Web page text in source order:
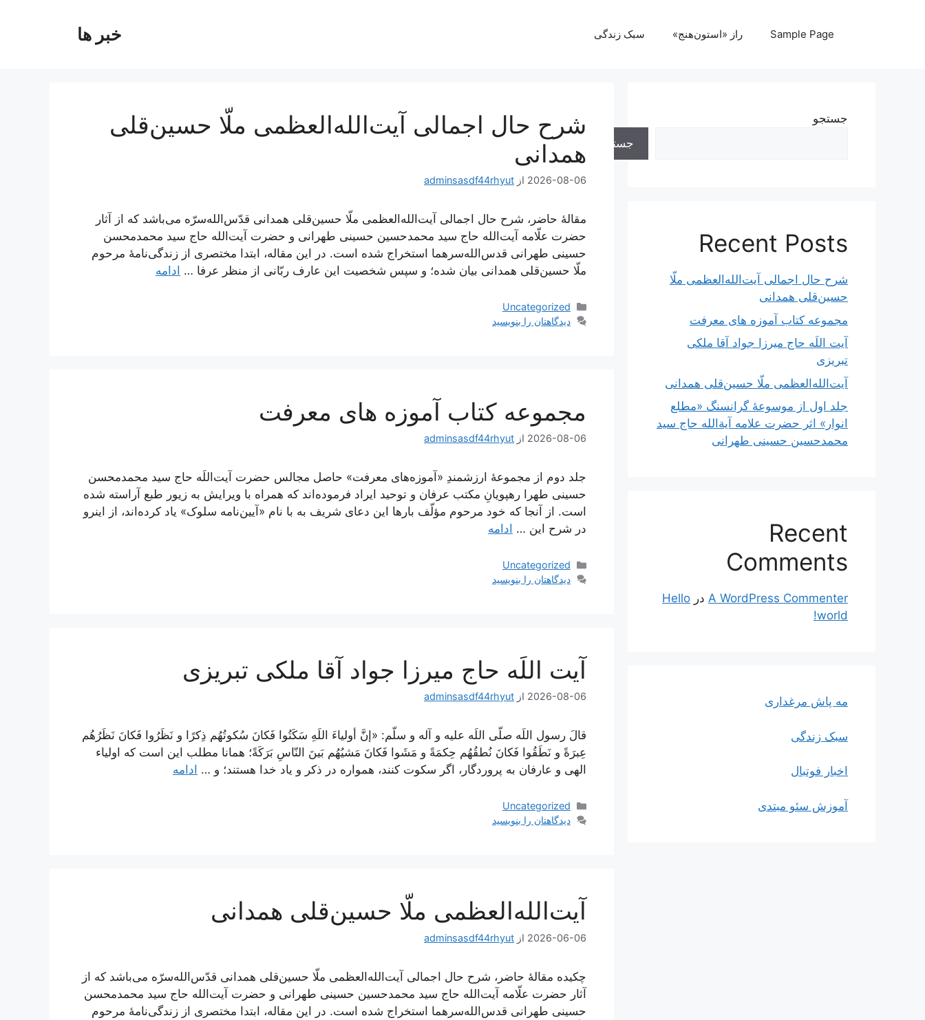
خبر ها Sample Page راز «استون‌هنج» سبک زندگی
شرح حال اجمالی آیت‌الله‌العظمی ملّا حسین‌قلی
همدانی
2026-08-06 از adminsasdf44rhyut
مقالۀ حاضر، شرح حال اجمالی آیت‌الله‌العظمی ملّا حسین‌قلی همدانی قدّس‌الله‌سرّه می‌باشد که از آثار
حضرت علّامه آیت‌الله حاج سید محمدحسین حسینی طهرانی و حضرت آیت‌الله حاج سید محمدمحسن
حسینی طهرانی قدس‌الله‌سرهما استخراج شده است. در این مقاله، ابتدا مختصری از زندگی‌نامۀ مرحوم
ملّا حسین‌قلی همدانی بیان شده؛ و سپس شخصیت این عارف ربّانی از منظر عرفا … ادامه
دسته‌ها
Uncategorized
دیدگاهتان را بنویسید
مجموعه کتاب آموزه های معرفت
2026-08-06 از adminsasdf44rhyut
جلد دوم از مجموعۀ ارزشمندِ «آموزه‌های معرفت» حاصل مجالس حضرت آیت‌اللَه حاج سید محمدمحسن
حسینی طهرا رهپویانِ مکتب عرفان و توحید ایراد فرموده‌اند که همراه با ویرایش به زیور طبع آراسته شده
است. از آنجا که خود مرحوم مؤلّف بارها این دعای شریف به با نام «آیین‌نامه سلوک» یاد کرده‌اند، از اینرو
در شرح این … ادامه
دسته‌ها
Uncategorized
دیدگاهتان را بنویسید
آیت اللَه حاج میرزا جواد آقا ملکی تبریزی
2026-08-06 از adminsasdf44rhyut
قالَ رسول اللَه صلّى اللَه عليه و آله و سلّم: «إنَّ أولياءَ اللَهِ سَكَتُوا فَكانَ سُكوتُهُم ذِكرًا و نَظَرُوا فَكانَ نَظَرُهُم
عِبرَةً و نَطَقُوا فَكانَ نُطقُهُم حِكمَةً و مَشَوا فَكانَ مَشيُهُم بَينَ النّاسِ بَرَكَةً؛ همانا مطلب اين است كه اولياء
الهى و عارفان به پروردگار، اگر سكوت كنند، همواره در ذكر و ياد خدا هستند؛ و … ادامه
دسته‌ها
Uncategorized
دیدگاهتان را بنویسید
آیت‌الله‌العظمی ملّا حسین‌قلی همدانی
2026-06-06 از adminsasdf44rhyut
چکیده مقالۀ حاضر، شرح حال اجمالی آیت‌الله‌العظمی ملّا حسین‌قلی همدانی قدّس‌الله‌سرّه می‌باشد که از
آثار حضرت علّامه آیت‌الله حاج سید محمدحسین حسینی طهرانی و حضرت آیت‌الله حاج سید محمدمحسن
حسینی طهرانی قدس‌الله‌سرهما استخراج شده است. در این مقاله، ابتدا مختصری از زندگی‌نامۀ مرحوم
جستجو
جستجو
Recent Posts
شرح حال اجمالی آیت‌الله‌العظمی ملّا
حسین‌قلی همدانی
مجموعه کتاب آموزه های معرفت
آیت اللَه حاج میرزا جواد آقا ملکی
تبریزی
آیت‌الله‌العظمی ملّا حسین‌قلی همدانی
جلد اول از موسوعۀ گرانسنگ «مطلع
انوار» اثر حضرت علامه آیة‌الله حاج سید
محمدحسین حسینی طهرانی
Recent
Comments
A WordPress Commenter در Hello
world!
مه پاش مرغداری
سبک زندگی
اخبار فوتبال
آموزش سئو مبتدی